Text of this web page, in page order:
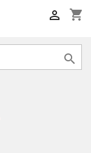
shopping_cart

